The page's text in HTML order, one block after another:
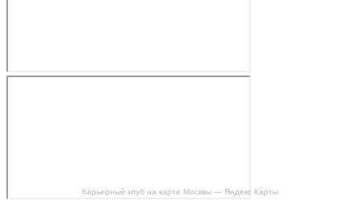
Карьерный клуб на карте Москвы — Яндекс Карты